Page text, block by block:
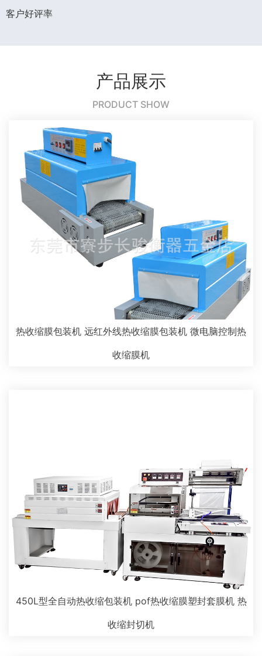
客户好评率
产品展示
PRODUCT SHOW
热收缩膜包装机 远红外线热收缩膜包装机 微电脑控制热
收缩膜机
450L型全自动热收缩包装机 pof热收缩膜塑封套膜机 热
收缩封切机